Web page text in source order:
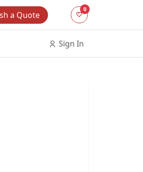
a Quote
0
Sign In